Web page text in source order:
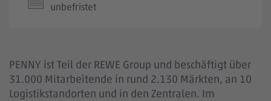
unbefristet
PENNY ist Teil der REWE Group und beschäftigt über
31.000 Mitarbeitende in rund 2.130 Märkten, an 10
Logistikstandorten und in den Zentralen. Im